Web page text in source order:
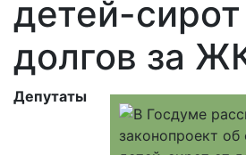
детей-сирот
долгов за
Депутаты